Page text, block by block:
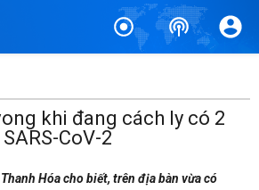
khi đang cách ly có 2
CoV-2
Hóa cho biết, trên địa bàn vừa có